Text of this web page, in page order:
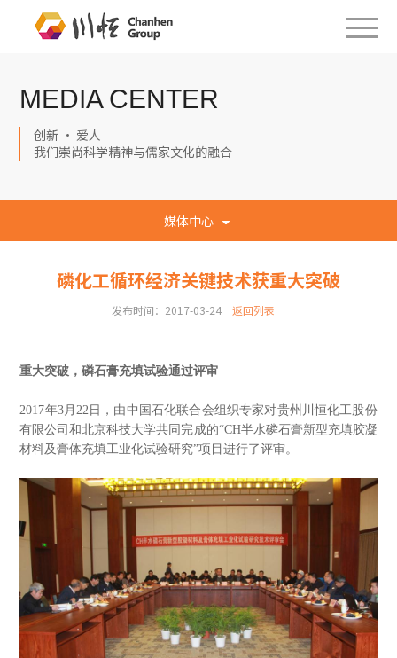
MEDIA CENTER
创新 · 爱人
我们崇尚科学精神与儒家文化的融合
媒体中心
磷化工循环经济关键技术获重大突破
发布时间：2017-03-24 返回列表
重大突破，磷石膏充填试验通过评审
2017年3月22日，由中国石化联合会组织专家对贵州川恒化工股份
有限公司和北京科技大学共同完成的“CH半水磷石膏新型充填胶凝
材料及膏体充填工业化试验研究”项目进行了评审。